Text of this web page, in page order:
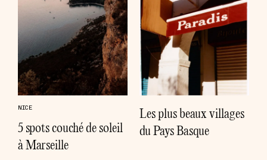
NICE
5 spots couché de soleil
à Marseille
Les plus beaux villages
du Pays Basque